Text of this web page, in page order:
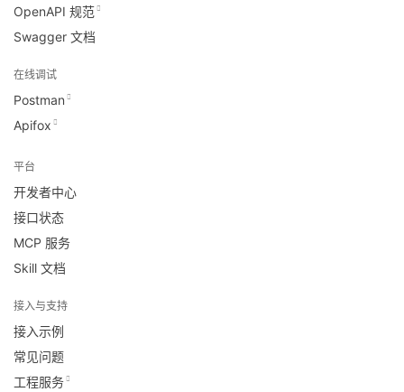
OpenAPI 规范
Swagger 文档
在线调试
Postman
Apifox
平台
开发者中心
接口状态
MCP 服务
Skill 文档
接入与支持
接入示例
常见问题
工程服务